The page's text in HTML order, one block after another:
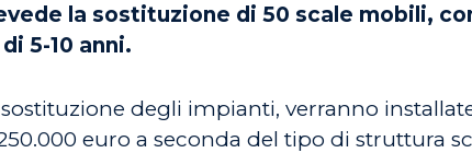
la sostituzione di 50 scale mobili,
5-10 anni.
degli impianti, verranno
euro a seconda del tipo di struttura